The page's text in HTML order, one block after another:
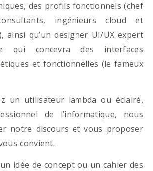
des profils fonctionnels (chef
ingénieurs cloud et
ainsi qu’un designer UI/UX expert
qui concevra des interfaces
et fonctionnelles (le fameux
un utilisateur lambda ou éclairé,
de l’informatique, nous
notre discours et vous proposer
convient.
idée de concept ou un cahier des